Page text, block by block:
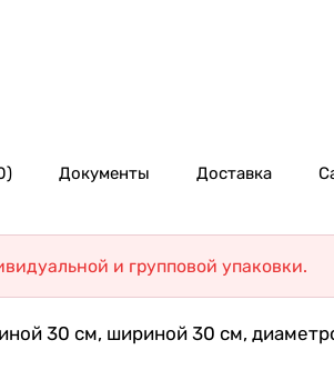
Документы Доставка
и групповой упаковки.
30 см, шириной 30 см,